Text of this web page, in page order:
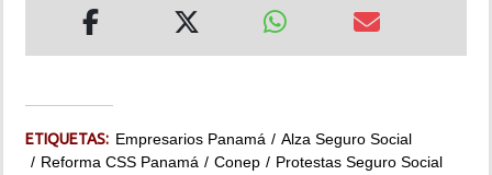
ETIQUETAS: Empresarios Panamá
Alza Seguro Social
Reforma CSS Panamá
Conep Protestas Seguro Social